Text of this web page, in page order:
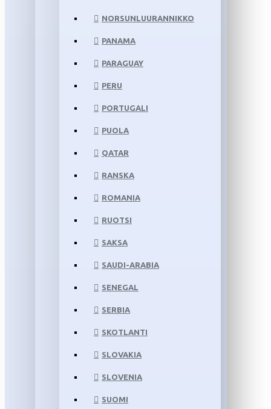
NORSUNLUURANNIKKO
PANAMA
PARAGUAY
PERU
PORTUGALI
PUOLA
QATAR
RANSKA
ROMANIA
RUOTSI
SAKSA
SAUDI-ARABIA
SENEGAL
SERBIA
SKOTLANTI
SLOVAKIA
SLOVENIA
SUOMI